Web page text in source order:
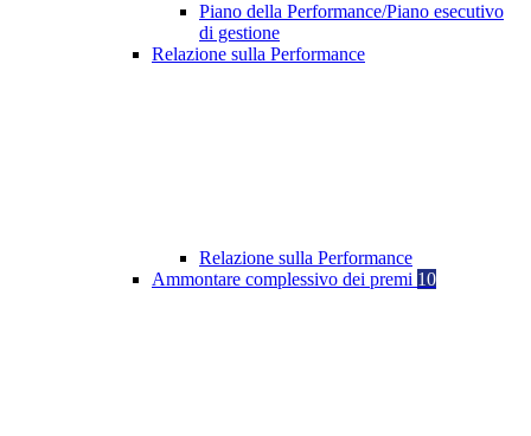
Piano della Performance/Piano esecutivo
di gestione
Relazione sulla Performance
Relazione sulla Performance
Ammontare complessivo dei premi 10